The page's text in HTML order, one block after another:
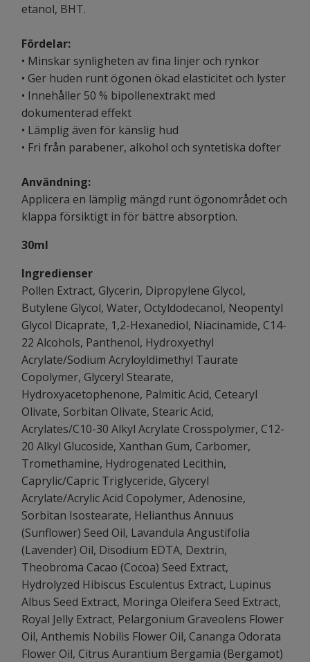
etanol, BHT.
Fördelar:
• Minskar synligheten av fina linjer och rynkor
• Ger huden runt ögonen ökad elasticitet och lyster
• Innehåller 50 % bipollenextrakt med
dokumenterad effekt
• Lämplig även för känslig hud
• Fri från parabener, alkohol och syntetiska dofter
Användning:
Applicera en lämplig mängd runt ögonområdet och
klappa försiktigt in för bättre absorption.
30ml
Ingredienser
Pollen Extract, Glycerin, Dipropylene Glycol,
Butylene Glycol, Water, Octyldodecanol, Neopentyl
Glycol Dicaprate, 1,2-Hexanediol, Niacinamide, C14-
22 Alcohols, Panthenol, Hydroxyethyl
Acrylate/Sodium Acryloyldimethyl Taurate
Copolymer, Glyceryl Stearate,
Hydroxyacetophenone, Palmitic Acid, Cetearyl
Olivate, Sorbitan Olivate, Stearic Acid,
Acrylates/C10-30 Alkyl Acrylate Crosspolymer, C12-
20 Alkyl Glucoside, Xanthan Gum, Carbomer,
Tromethamine, Hydrogenated Lecithin,
Caprylic/Capric Triglyceride, Glyceryl
Acrylate/Acrylic Acid Copolymer, Adenosine,
Sorbitan Isostearate, Helianthus Annuus
(Sunflower) Seed Oil, Lavandula Angustifolia
(Lavender) Oil, Disodium EDTA, Dextrin,
Theobroma Cacao (Cocoa) Seed Extract,
Hydrolyzed Hibiscus Esculentus Extract, Lupinus
Albus Seed Extract, Moringa Oleifera Seed Extract,
Royal Jelly Extract, Pelargonium Graveolens Flower
Oil, Anthemis Nobilis Flower Oil, Cananga Odorata
Flower Oil, Citrus Aurantium Bergamia (Bergamot)